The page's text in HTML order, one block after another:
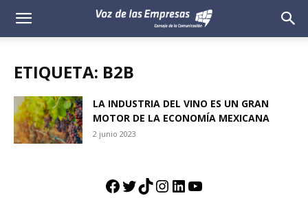
Voz
Empresas
ETIQUETA: B2B
LA INDUSTRIA DEL VINO ES UN GRAN
MOTOR DE LA ECONOMÍA MEXICANA
2 junio 2023
Facebook
Twitter
TikTok
Instagram
LinkedIn
YouTube